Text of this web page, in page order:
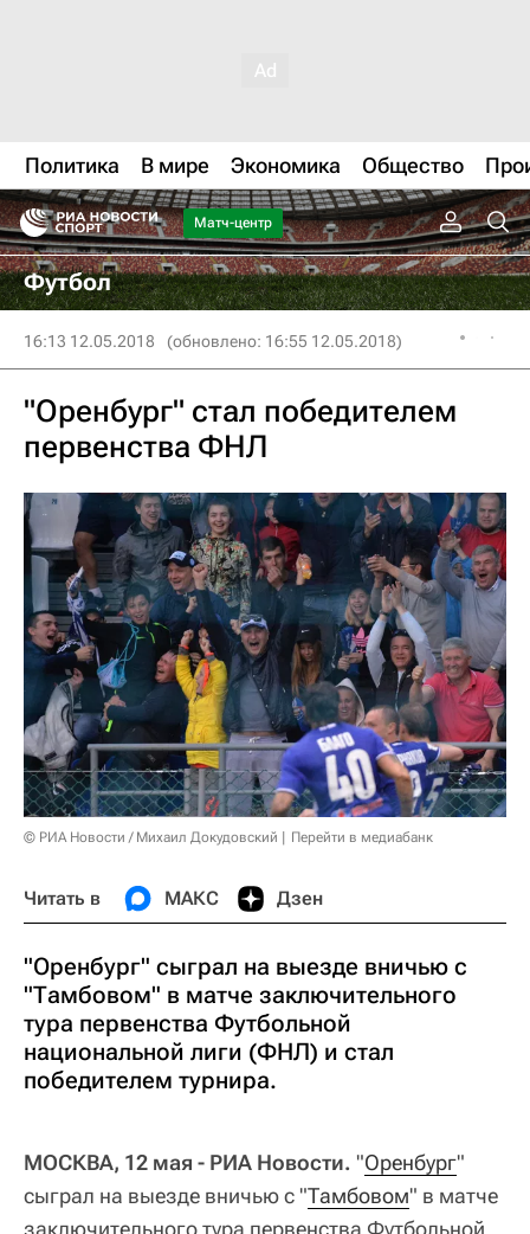
Политика В мире Экономика Общество
Матч-центр
Футбол
16:13 12.05.2018 (обновлено: 16:55 12.05.2018)
"Оренбург" стал победителем
первенства ФНЛ
© РИА Новости / Михаил Докудовский Перейти в медиабанк
Читать в МАКС Дзен
"Оренбург" сыграл на выезде вничью с
"Тамбовом" в матче заключительного
тура первенства Футбольной
национальной лиги (ФНЛ) и стал
победителем турнира.
МОСКВА, 12 мая - РИА Новости. "Оренбург"
сыграл на выезде вничью с "Тамбовом" в матче
заключительного тура первенства Футбольной